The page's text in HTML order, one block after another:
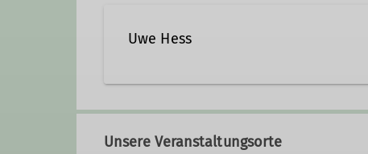
Uwe Hess
Unsere Veranstaltungsorte